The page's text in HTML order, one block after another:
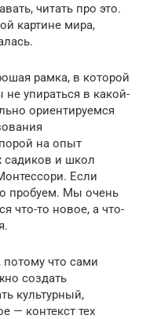
читать про это.
картине мира,
рамка, в которой
упираться в какой-
ориентируемся
на опыт
садиков и школ
Если
пробуем. Мы очень
что-то новое, а что-
что сами
создать
культурный,
— контекст тех